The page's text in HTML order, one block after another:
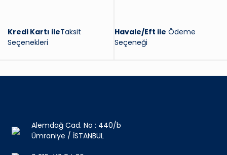
Kredi Kartı ileTaksit
Seçenekleri
Havale/Eft ile Ödeme
Seçeneği
Alemdağ Cad. No : 440/b
Ümraniye / İSTANBUL